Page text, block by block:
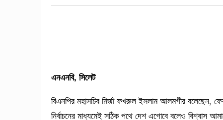
এনএনবি, সিলেট
বিএনপির মহাসচিব মির্জা ফখরুল ইসলাম আলমগীর বলেছেন,
নির্বাচনের মাধ্যমেই সঠিক পথে দেশ এগোবে বলেও বিশ্বাস